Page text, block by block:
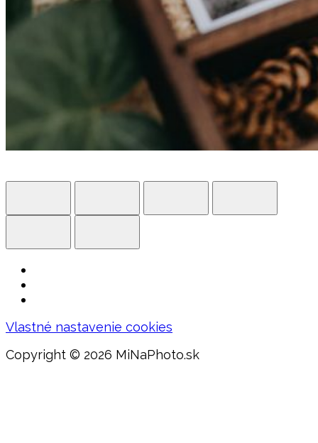
Vlastné nastavenie cookies
Copyright © 2026 MiNaPhoto.sk